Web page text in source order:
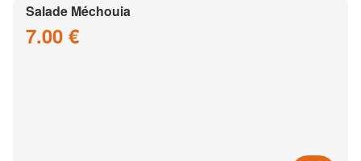
Salade Méchouia
7.00 €